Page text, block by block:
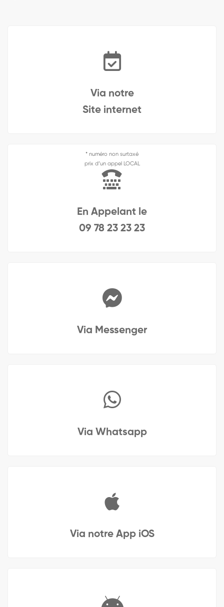
Via notre
Site internet
* numéro non surtaxé
prix d’un appel LOCAL
En Appelant le
09 78 23 23 23
Via Messenger
Via Whatsapp
Via notre App iOS